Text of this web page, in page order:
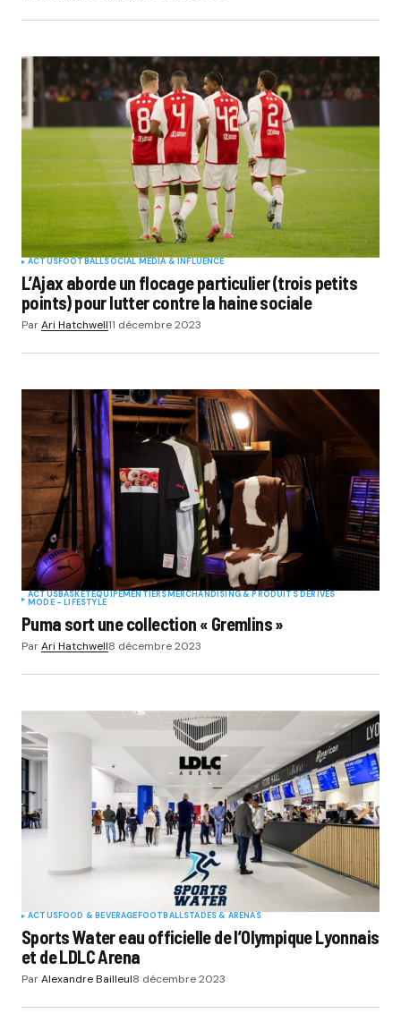
ACTUSFOOTBALLSOCIAL MÉDIA & INFLUENCE
L’Ajax aborde un flocage particulier (trois petits
points) pour lutter contre la haine sociale
ParAri Hatchwell11 décembre 2023
ACTUSBASKETEQUIPEMENTIERSMERCHANDISING & PRODUITS DÉRIVÉS
MODE - LIFESTYLE
Puma sort une collection « Gremlins »
ParAri Hatchwell8 décembre 2023
ACTUSFOOD & BEVERAGE FOOTBALLSTADES & ARENAS
Sports Water eau officielle de l’Olympique Lyonnais
et de LDLC Arena
ParAlexandre Bailleul8 décembre 2023